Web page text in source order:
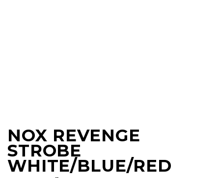
NOX REVENGE
STROBE
WHITE/BLUE/RED